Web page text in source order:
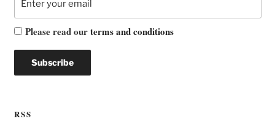
Please read ourterms and conditions
RSS